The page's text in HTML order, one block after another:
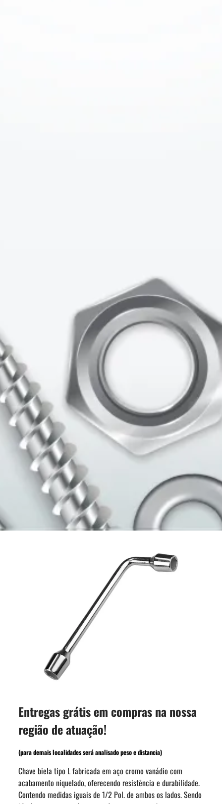
Entregas grátis em compras na nossa
região de atuação!
(para demais localidades será analisado peso e distancia)
Chave biela tipo L fabricada em aço cromo vanádio com
acabamento niquelado, oferecendo resistência e durabilidade.
Contendo medidas iguais de 1/2 Pol. de ambos os lados. Sendo